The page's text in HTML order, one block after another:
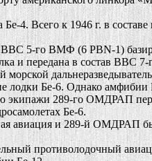
Всего к 1946 г. в составе
5-го ВМФ (6 PBN-1)
и передана в состав ВВС
Бе-6. Однако амфибии
экипажи 289-го ОМДРАП
Бе-6.
и 289-й ОМДРАП
противолодочный